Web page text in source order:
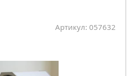
Артикул: 057632